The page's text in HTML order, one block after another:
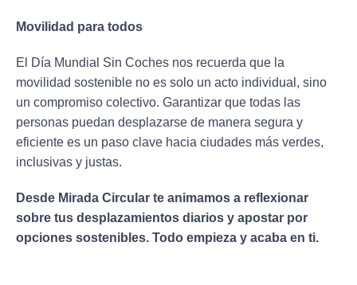
Movilidad para todos
El Día Mundial Sin Coches nos recuerda que la
movilidad sostenible no es solo un acto individual, sino
un compromiso colectivo. Garantizar que todas las
personas puedan desplazarse de manera segura y
eficiente es un paso clave hacia ciudades más verdes,
inclusivas y justas.
Desde Mirada Circular te animamos a reflexionar
sobre tus desplazamientos diarios y apostar por
opciones sostenibles. Todo empieza y acaba en ti.